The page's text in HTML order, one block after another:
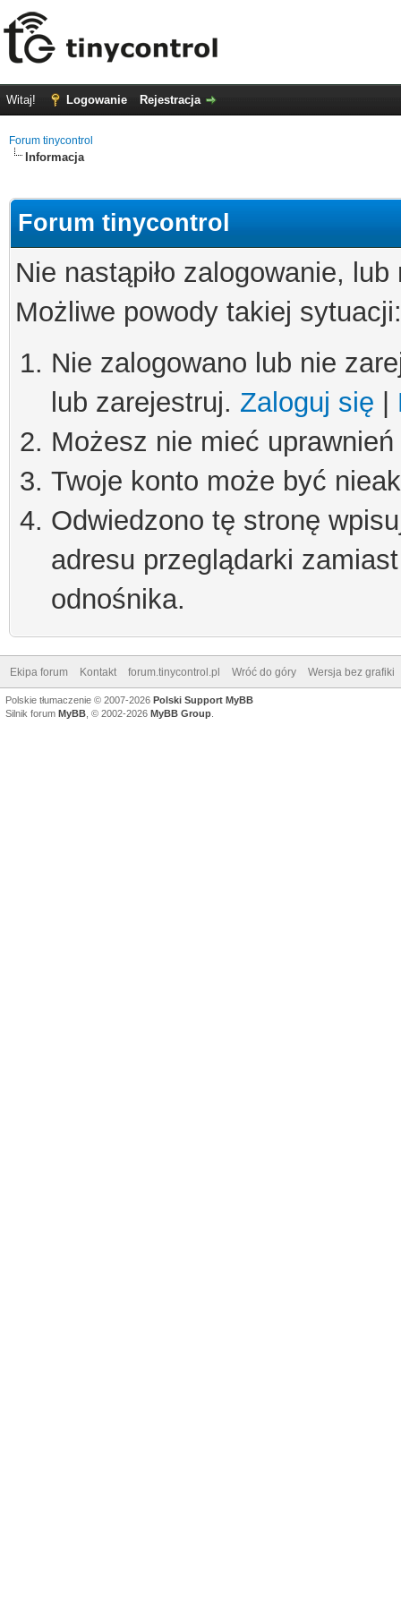
Witaj! Logowanie Rejestracja
Forum tinycontrol
Informacja
Forum tinycontrol
Nie nastąpiło zalogowanie,
Możliwe powody takiej sytuacji:
Nie zalogowano lub nie
lub zarejestruj. Zaloguj się
Możesz nie mieć
Twoje konto może być
Odwiedzono tę stronę
adresu przeglądarki
odnośnika.
Ekipa forum Kontakt forum.tinycontrol.pl Wróć do góry Wersja bez grafiki
Polskie tłumaczenie © 2007-2026 Polski Support MyBB
Silnik forum MyBB , © 2002-2026 MyBB Group